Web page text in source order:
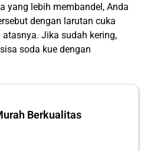
yang lebih membandel, Anda
dengan larutan cuka
Jika sudah kering,
soda kue dengan
Berkualitas